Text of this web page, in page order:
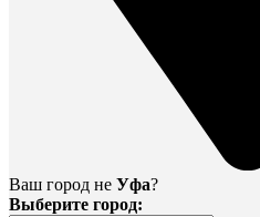
Ваш город не Уфа?
Выберите город: